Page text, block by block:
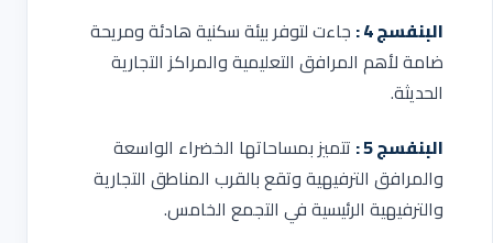
البنفسج 4 :
جاءت لتوفر بيئة سكنية هادئة ومريحة
ضامة لأهم المرافق التعليمية والمراكز التجارية
الحديثة.
البنفسج 5 :
تتميز بمساحاتها الخضراء الواسعة
والمرافق الترفيهية وتقع بالقرب المناطق التجارية
والترفيهية الرئيسية في التجمع الخامس.